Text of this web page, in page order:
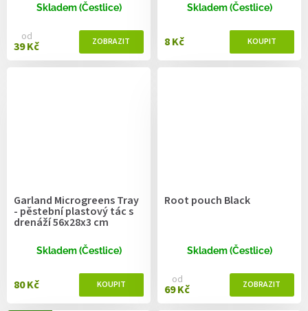
Skladem (Čestlice)
od
39 Kč
Skladem (Čestlice)
8 Kč
Garland Microgreens Tray
- pěstební plastový tác s
drenáží 56x28x3 cm
Skladem (Čestlice)
80 Kč
Root pouch Black
Skladem (Čestlice)
od
69 Kč